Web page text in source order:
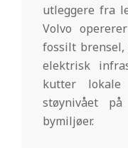
utleggere fra
Volvo
fossilt
elektrisk
kutter
støynivået
bymiljøer.